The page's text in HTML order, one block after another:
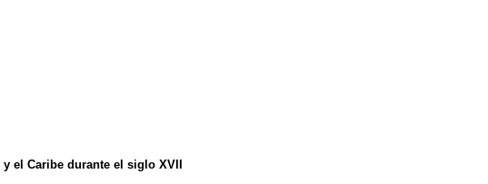
el Caribe durante el siglo XVII